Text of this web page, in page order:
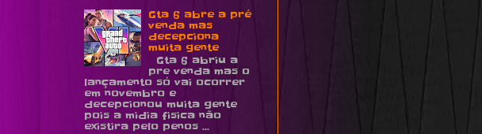
Gta 6 abre a pré
venda mas
decepciona
muita gente
Gta 6 abriu a
pre venda mas o
lançamento só vai ocorrer
em novembro e
decepcionou muita gente
pois a midia fisica não
existira pelo penos ...